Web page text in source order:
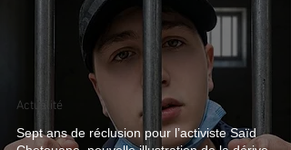
Sept ans de réclusion pour l’activiste Saïd
Actualité